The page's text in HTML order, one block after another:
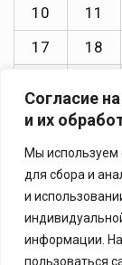
Согласие
и их
Мы используем
для сбора и
и
информации.
пользоваться
10
11
17
18
31
« Июл
Copyright ©